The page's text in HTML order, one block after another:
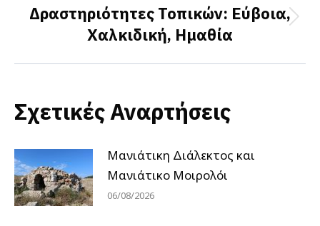
Next
post:
Δραστηριότητες Τοπικών: Εύβοια,
Χαλκιδική, Ημαθία
Σχετικές Αναρτήσεις
Μανιάτικη Διάλεκτος και
Μανιάτικο Μοιρολόι
06/08/2026